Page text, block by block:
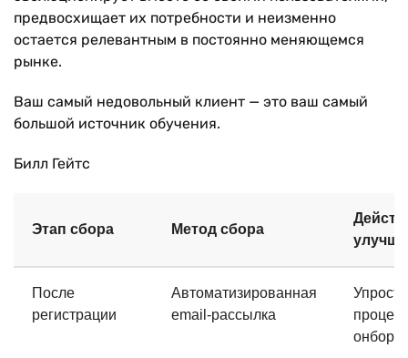
предвосхищает их потребности и неизменно
остается релевантным в постоянно меняющемся
рынке.
Ваш самый недовольный клиент — это ваш самый
большой источник обучения.
Билл Гейтс
Этап сбора Метод сбора
После
регистрации
Автоматизированная
email-рассылка
процесс